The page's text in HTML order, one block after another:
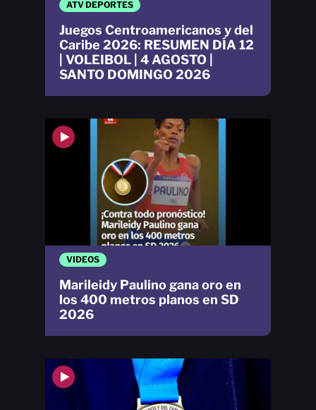
ATV DEPORTES
Juegos Centroamericanos y del
Caribe 2026: RESUMEN DÍA 12
| VOLEIBOL | 4 AGOSTO |
SANTO DOMINGO 2026
VIDEOS
Marileidy Paulino gana oro en
los 400 metros planos en SD
2026